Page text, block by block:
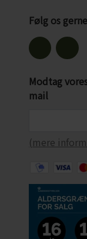
Følg os
Modtag
mail
(mere